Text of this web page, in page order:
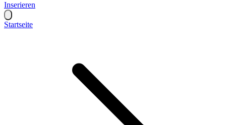
Inserieren
Startseite